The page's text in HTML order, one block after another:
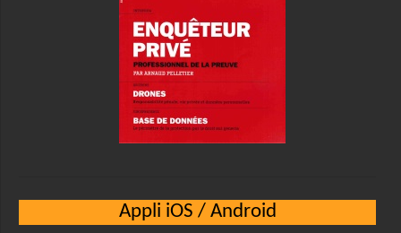
Appli iOS / Android